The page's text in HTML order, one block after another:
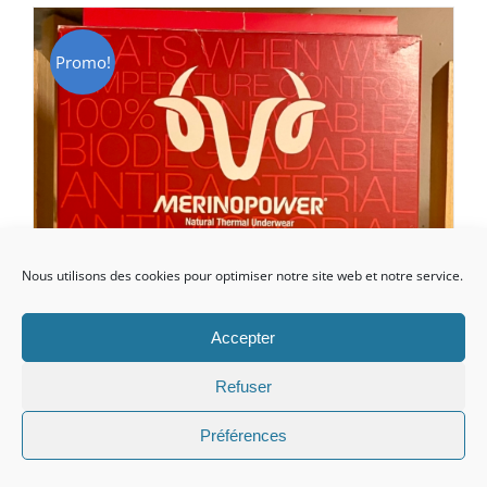
Nous utilisons des cookies pour optimiser notre site web et notre service.
Accepter
Refuser
Préférences
Promo!